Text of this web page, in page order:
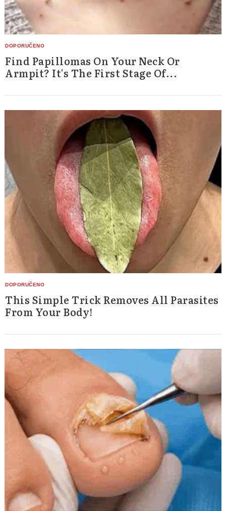
Find Papillomas On Your Neck Or
Armpit? It's The First Stage Of...
This Simple Trick Removes All Parasites
From Your Body!